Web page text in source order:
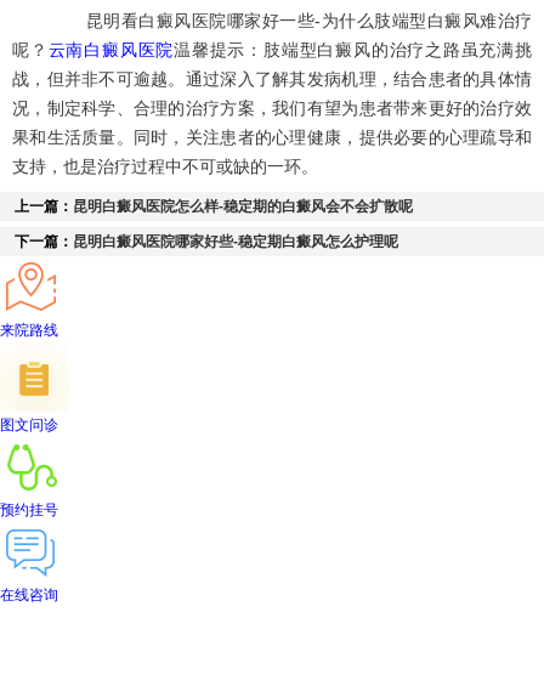
昆明看白癜风医院哪家好一些-为什么肢端型白癜风难治疗
呢？ 云南白癜风医院温馨提示：肢端型白癜风的治疗之路虽充满挑
战，但并非不可逾越。通过深入了解其发病机理，结合患者的具体情
况，制定科学、合理的治疗方案，我们有望为患者带来更好的治疗效
果和生活质量。同时，关注患者的心理健康，提供必要的心理疏导和
支持，也是治疗过程中不可或缺的一环。
上一篇： 昆明白癜风医院怎么样-稳定期的白癜风会不会扩散呢
下一篇： 昆明白癜风医院哪家好些-稳定期白癜风怎么护理呢
来院路线
图文问诊
预约挂号
在线咨询